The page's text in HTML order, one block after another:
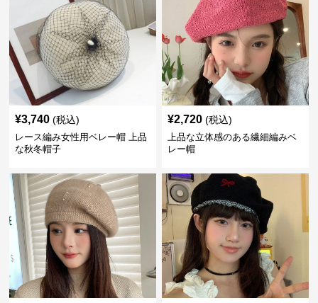
¥3,740 (税込)
レース編み女性用ベレー帽 上品
な秋冬帽子
¥2,720 (税込)
上品な立体感のある繊細編みベ
レー帽